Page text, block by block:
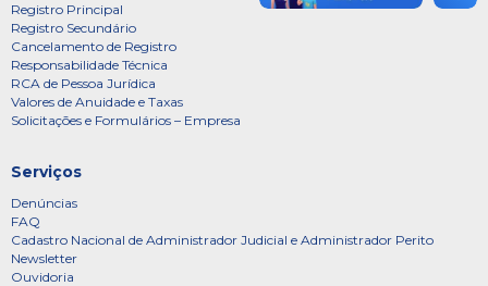
Registro Principal
Registro Secundário
Cancelamento de Registro
Responsabilidade Técnica
RCA de Pessoa Jurídica
Valores de Anuidade e Taxas
Solicitações e Formulários – Empresa
Serviços
Denúncias
FAQ
Cadastro Nacional de Administrador Judicial e Administrador Perito
Newsletter
Ouvidoria